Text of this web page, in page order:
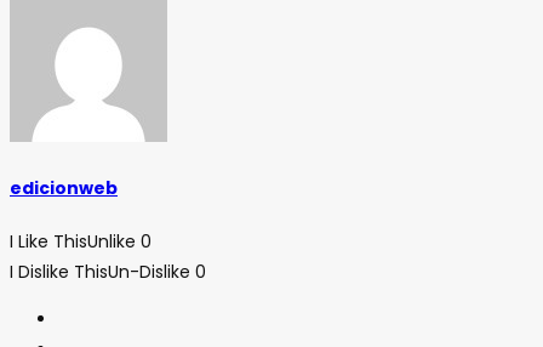
edicionweb
I Like ThisUnlike 0
I Dislike ThisUn-Dislike 0